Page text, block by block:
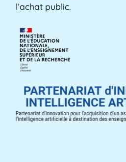
Aménagements
Les aménagements
faire référence à du temps
pour la [...]
ANACT
ANACT est l'acronyme de
l’achat public.